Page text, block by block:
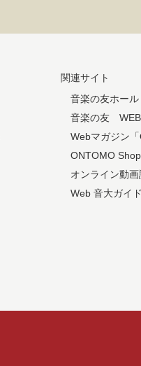
関連サイト
音楽の友ホール
音楽の友 WEB
Webマガジン「
ONTOMO Shop
オンライン動画
Web 音大ガイド